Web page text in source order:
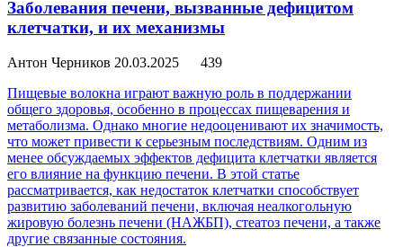
Заболевания печени, вызванные дефицитом
клетчатки, и их механизмы
Антон Черников 20.03.2025
439
Пищевые волокна играют важную роль в поддержании
общего здоровья, особенно в процессах пищеварения и
метаболизма. Однако многие недооценивают их значимость,
что может привести к серьезным последствиям. Одним из
менее обсуждаемых эффектов дефицита клетчатки является
его влияние на функцию печени. В этой статье
рассматривается, как недостаток клетчатки способствует
развитию заболеваний печени, включая неалкогольную
жировую болезнь печени (НАЖБП), стеатоз печени, а также
другие связанные состояния.